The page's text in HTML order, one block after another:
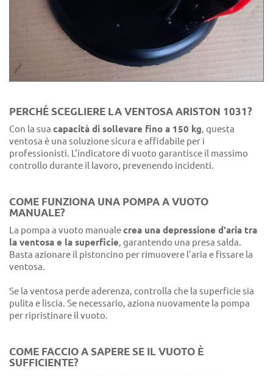
PERCHÉ SCEGLIERE LA VENTOSA ARISTON 1031?
Con la sua capacità di sollevare fino a 150 kg, questa
ventosa è una soluzione sicura e affidabile per i
professionisti. L'indicatore di vuoto garantisce il massimo
controllo durante il lavoro, prevenendo incidenti.
COME FUNZIONA UNA POMPA A VUOTO
MANUALE?
La pompa a vuoto manualecrea una depressione d'aria tra
la ventosa e la superficie, garantendo una presa salda.
Basta azionare il pistoncino per rimuovere l'aria e fissare la
ventosa.
Se la ventosa perde aderenza, controlla che la superficie sia
pulita e liscia. Se necessario, aziona nuovamente la pompa
per ripristinare il vuoto.
COME FACCIO A SAPERE SE IL VUOTO È
SUFFICIENTE?